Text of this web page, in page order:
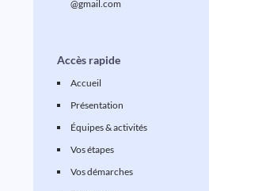
@gmail.com
Accès rapide
Accueil
Présentation
Équipes & activités
Vos étapes
Vos démarches